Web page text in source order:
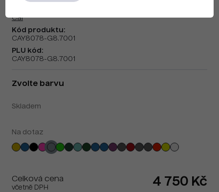
Cai
Kód produktu:
CAY8078-G8.7001
PLU kód:
CAY8078-G8.7001
Zvolte barvu
Skladem
Na dotaz
Celková cena
včetně DPH 4 750 Kč